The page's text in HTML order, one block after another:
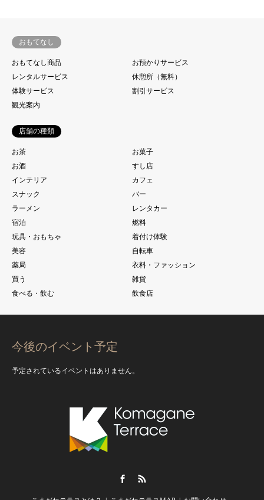
おもてなし
おもてなし商品
お預かりサービス
レンタルサービス
休憩所（無料）
体験サービス
割引サービス
観光案内
店舗の種類
お茶
お菓子
お酒
すし店
インテリア
カフェ
スナック
バー
ラーメン
レンタカー
宿泊
燃料
玩具・おもちゃ
着付け体験
美容
自転車
薬局
衣料・ファッション
買う
雑貨
食べる・飲む
飲食店
今後のイベント予定
予定されているイベントはありません。